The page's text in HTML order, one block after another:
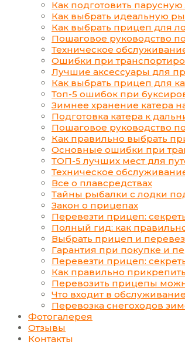
Как подготовить парусную
Как выбрать идеальную
Как выбрать прицеп для
Пошаговое руководство
Техническое
Ошибки при
Лучшие аксессуары для
Как выбрать прицеп для
Топ-5 ошибок при
Зимнее хранение катера
Подготовка катера к
Пошаговое руководство
Как правильно выбрать
Основные ошибки при
ТОП-5 лучших мест для
Техническое
Все о плавсредствах
Тайны рыбалки с лодки
Закон о прицепах
Перевезти прицеп:
Полный гид: как
Выбрать прицеп и
Гарантия при покупке и
Перевезти прицеп:
Как правильно
Перевозить прицепы
Что входит в
Перевозка снегоходов
Фотогалерея
Отзывы
Контакты